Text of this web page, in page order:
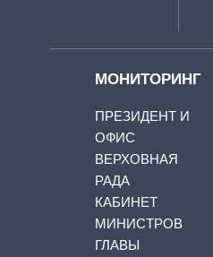
МОНИТОРИНГ
ПРЕЗИДЕНТ И
ОФИС
ВЕРХОВНАЯ
РАДА
КАБИНЕТ
МИНИСТРОВ
ГЛАВЫ